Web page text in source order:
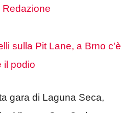
Redazione
gara di Laguna Seca,